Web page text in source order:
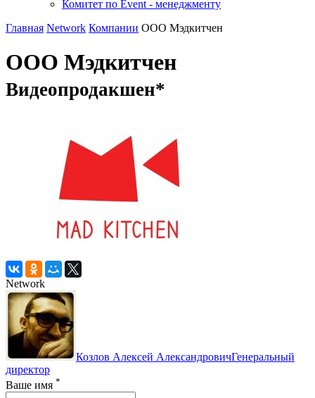
Комитет по Event - менеджменту
Главная Network Компании ООО Мэдкитчен
ООО Мэдкитчен
Видеопродакшен*
Network
Козлов Алексей АлександровичГенеральный
директор
Ваше имя *